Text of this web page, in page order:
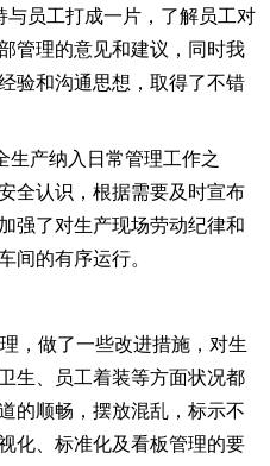
与员工打成一片，了解员工对
管理的意见和建议，同时我
验和沟通思想，取得了不错
生产纳入日常管理工作之
全认识，根据需要及时宣布
强了对生产现场劳动纪律和
间的有序运行。
，做了一些改进措施，对生
生、员工着装等方面状况都
的顺畅，摆放混乱，标示不
化、标准化及看板管理的要